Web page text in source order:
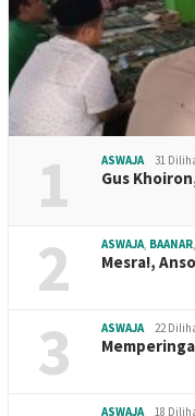
1 ASWAJA 31
Gus
2 ASWAJA BAANAR
Mesra!,
3 ASWAJA 22
ASWAJA 18